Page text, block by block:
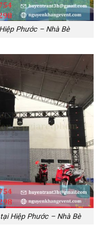
Phước – Nhà Bè
Hiệp Phước – Nhà Bè